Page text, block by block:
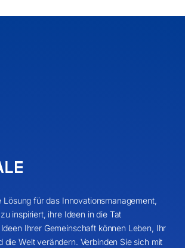
Lösung für das Innovationsmanagement,
inspiriert, ihre Ideen in die Tat
Ihrer Gemeinschaft können Leben, Ihr
die Welt verändern. Verbinden Sie sich mit